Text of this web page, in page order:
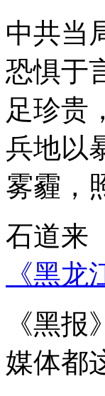
中共当
恐惧于
足珍贵
兵地以
雾霾，
石道来
《黑
《黑
媒体都